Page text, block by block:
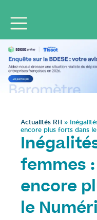
Actualités RH »
encore plus forts dans
femmes
encore
le